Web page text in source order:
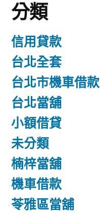
分類
信用貸款
台北全套
台北市機車借款
台北當舖
小額借貸
未分類
楠梓當舖
機車借款
苓雅區當舖